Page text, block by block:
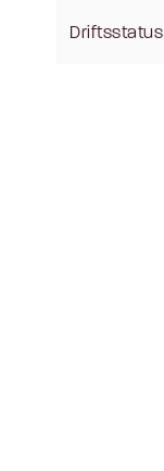
Driftsstatus